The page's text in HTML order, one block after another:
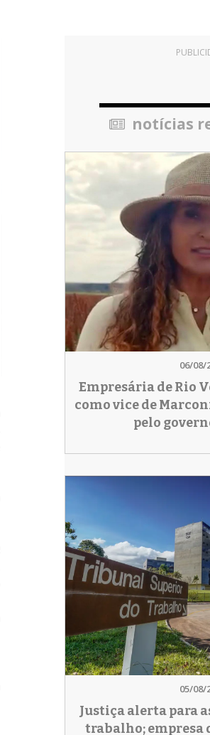
notícias
06/08/
Empresária de Rio
como vice de
pelo
05/08/
Justiça alerta para
trabalho; empresa